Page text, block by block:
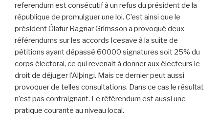
referendum est consécutif à un refus du président de la
république de promulguer une loi. C’est ainsi que le
président Ólafur Ragnar Grímsson a provoqué deux
référendums sur les accords Icesave à la suite de
pétitions ayant dépassé 60000 signatures soit 25% du
corps électoral, ce qui revenait à donner aux électeurs le
droit de déjuger l’Alþingi. Mais ce dernier peut aussi
provoquer de telles consultations. Dans ce cas le résultat
n’est pas contraignant. Le référendum est aussi une
pratique courante au niveau local.